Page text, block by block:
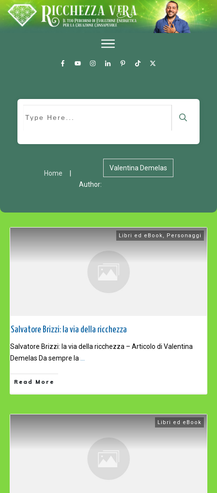
Home
Author:
Valentina Demelas
Libri ed eBook, Personaggi
Salvatore Brizzi: la via della ricchezza
Salvatore Brizzi: la via della ricchezza – Articolo di Valentina
Demelas Da sempre la
Read More
Libri ed eBook